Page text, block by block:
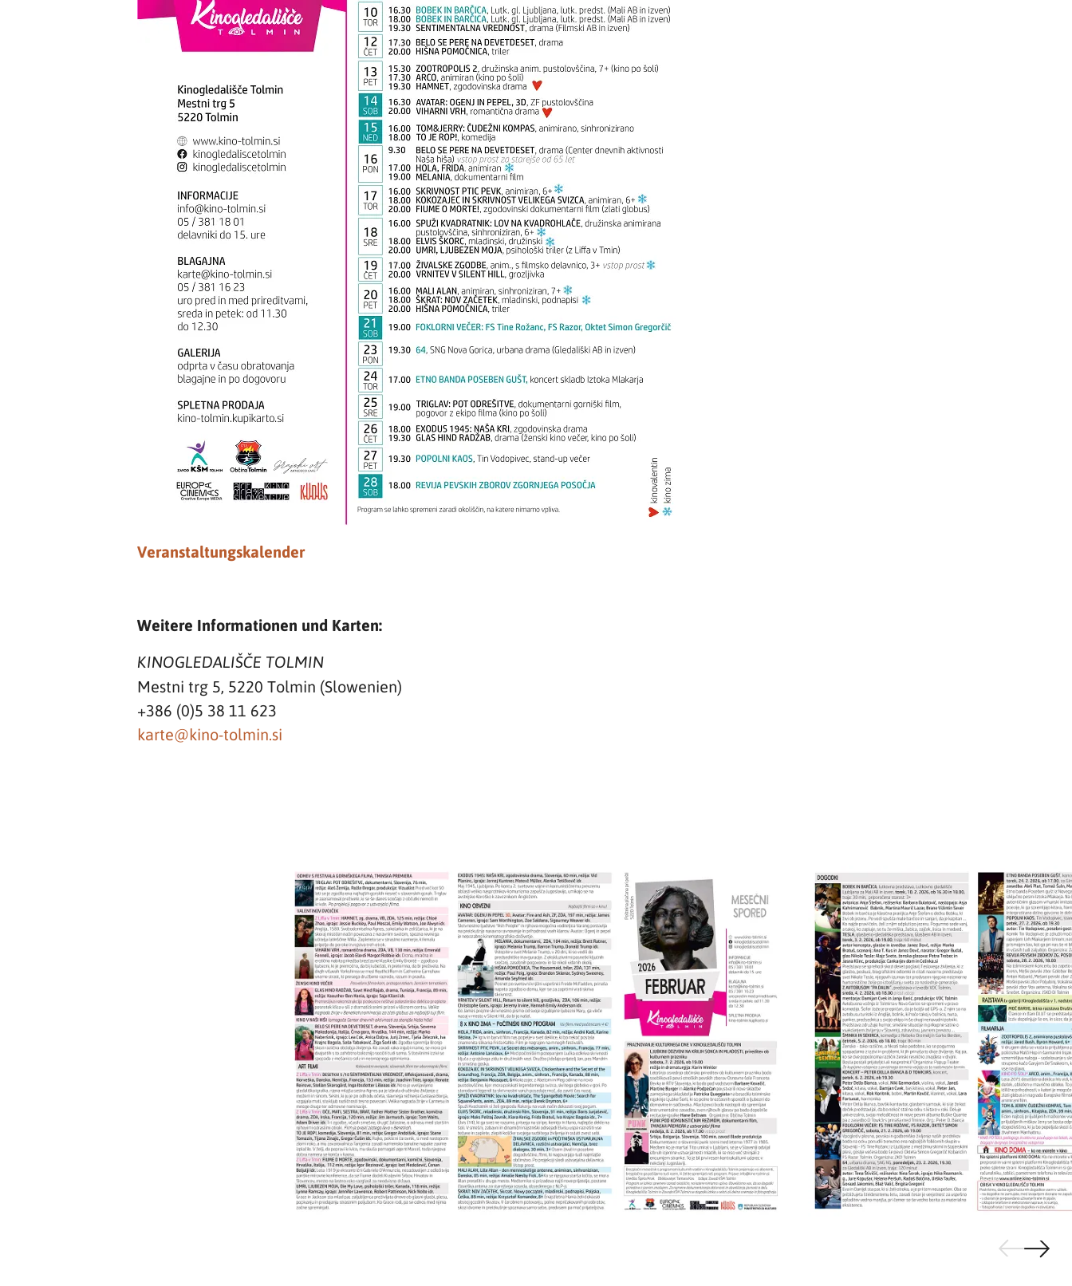
Veranstaltungskalender
Weitere Informationen und Karten:
KINOGLEDALIŠČE TOLMIN
Mestni trg 5, 5220 Tolmin (Slowenien)
+386 (0)5 38 11 623
karte@kino-tolmin.si